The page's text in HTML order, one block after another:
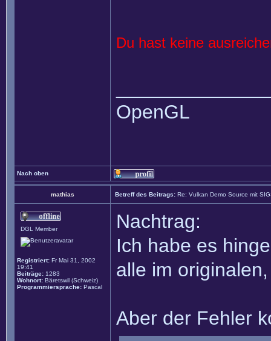
Du hast keine
OpenGL
Nach oben
mathias Betreff des Beitrags: Re: Vulkan Demo Source mit
DGL Member
Registriert: Fr Mai 31, 2002
19:41
Beiträge: 1283
Wohnort: Bäretswil (Schweiz)
Programmiersprache: Pascal
Nachtrag:
Ich habe es
alle im
Aber der Fehler